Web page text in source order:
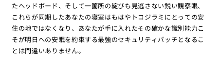
たヘッドボード、そして一箇所の綻びも見逃さない鋭い観察眼、
これらが同期したあなたの寝室はもはやトコジラミにとっての安
住の地ではなくなり、あなたが手に入れたその確かな識別能力こ
そが明日への安眠を約束する最強のセキュリティパッチとなるこ
とは間違いありません。